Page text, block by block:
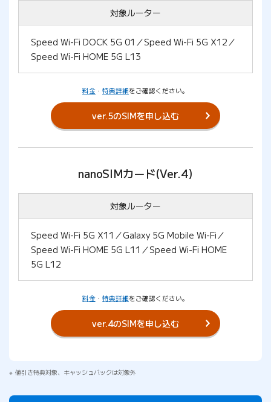
対象ルーター
Speed Wi-Fi DOCK 5G 01／Speed Wi-Fi 5G X12／
Speed Wi-Fi HOME 5G L13
料金 ・ 特典詳細をご確認ください。
ver.5のSIMを申し込む
nanoSIMカード(Ver.4)
対象ルーター
Speed Wi-Fi 5G X11／Galaxy 5G Mobile Wi-Fi／
Speed Wi-Fi HOME 5G L11／Speed Wi-Fi HOME
5G L12
料金 ・ 特典詳細をご確認ください。
ver.4のSIMを申し込む
値引き特典対象、キャッシュバックは対象外